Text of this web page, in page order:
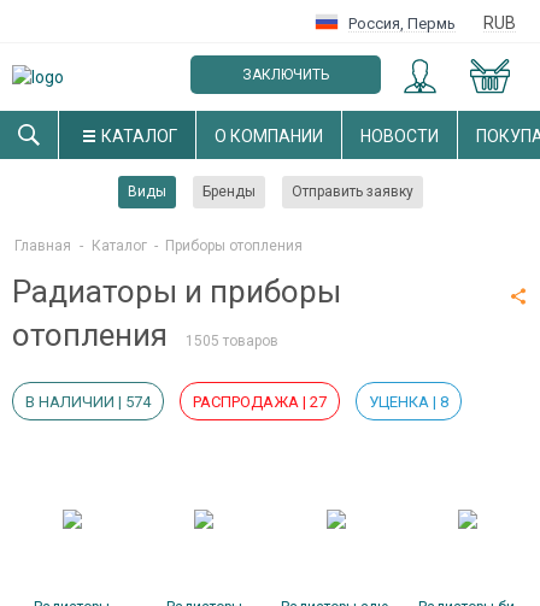
Россия, Пермь RUB
ЗАКЛЮЧИТЬ
ОПТОВЫЙ ДОГОВОР
КАТАЛОГ О КОМПАНИИ НОВОСТИ
Виды Бренды Отправить заявку
Главная - Каталог - Приборы отопления
Радиаторы и приборы
отопления
1505 товаров
В НАЛИЧИИ | 574 РАСПРОДАЖА | 27 УЦЕНКА | 8